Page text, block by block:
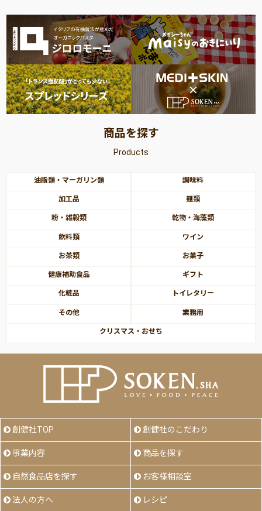
商品を探す
Products
油脂類・マーガリン類 調味料
加工品 麺類
粉・雑穀類 乾物・海藻類
飲料類 ワイン
お茶類 お菓子
健康補助食品 ギフト
化粧品 トイレタリー
その他 業務用
クリスマス・おせち
創健社TOP 創健社のこだわり
事業内容 商品を探す
自然食品店を探す お客様相談室
法人の方へ レシピ